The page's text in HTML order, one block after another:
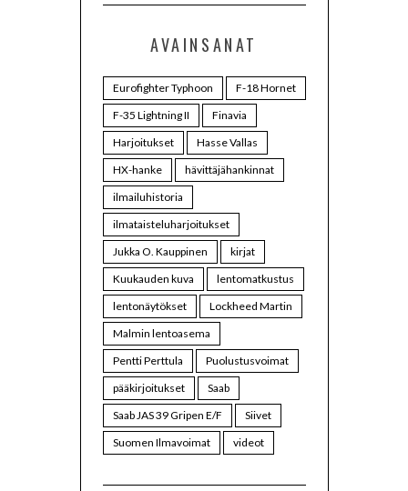
AVAINSANAT
Eurofighter Typhoon
F-18 Hornet
F-35 Lightning II
Finavia
Harjoitukset
Hasse Vallas
HX-hanke
hävittäjähankinnat
ilmailuhistoria
ilmataisteluharjoitukset
Jukka O. Kauppinen
kirjat
Kuukauden kuva
lentomatkustus
lentonäytökset
Lockheed Martin
Malmin lentoasema
Pentti Perttula
Puolustusvoimat
pääkirjoitukset
Saab
Saab JAS 39 Gripen E/F
Siivet
Suomen Ilmavoimat
videot